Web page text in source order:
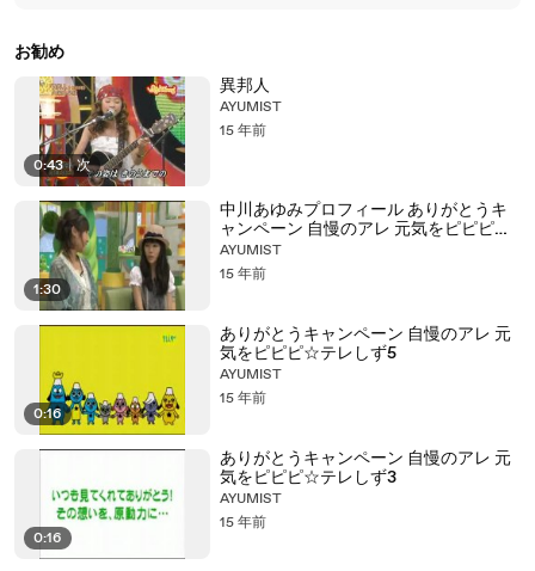
お勧め
0:43 | 次
異邦人
AYUMIST
15 年前
1:30
中川あゆみプロフィール ありがとうキ
ャンペーン 自慢のアレ 元気をピピピ☆
テレしず
AYUMIST
15 年前
0:16
ありがとうキャンペーン 自慢のアレ 元
気をピピピ☆テレしず5
AYUMIST
15 年前
0:16
ありがとうキャンペーン 自慢のアレ 元
気をピピピ☆テレしず3
AYUMIST
15 年前